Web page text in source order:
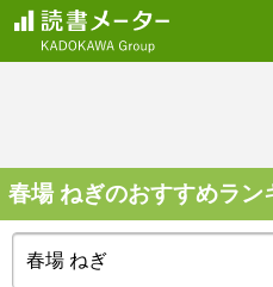
春場 ねぎのおすすめラン